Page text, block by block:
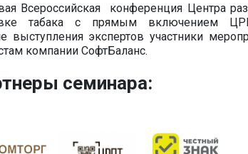
Всероссийская конференция Центра
табака с прямым включением
выступления экспертов участники
компании СофтБаланс.
семинара: